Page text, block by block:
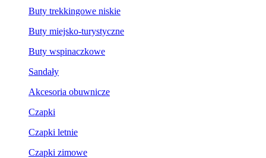
Buty trekkingowe niskie
Buty miejsko-turystyczne
Buty wspinaczkowe
Sandały
Akcesoria obuwnicze
Czapki
Czapki letnie
Czapki zimowe